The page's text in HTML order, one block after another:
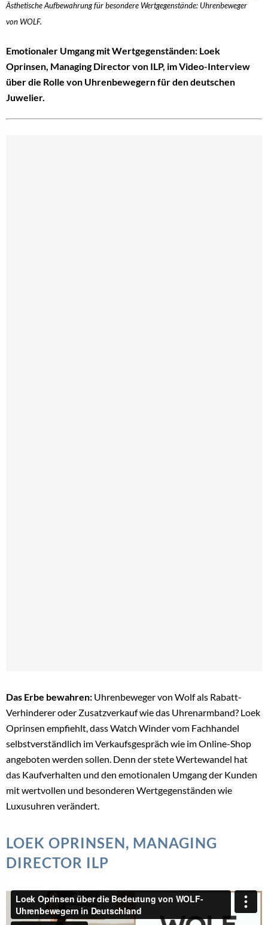
Ästhetische Aufbewahrung für besondere Wertgegenstände: Uhrenbeweger
von WOLF.
Emotionaler Umgang mit Wertgegenständen: Loek
Oprinsen, Managing Director von ILP, im Video-Interview
über die Rolle von Uhrenbewegern für den deutschen
Juwelier.
Das Erbe bewahren: Uhrenbeweger von Wolf als Rabatt-
Verhinderer oder Zusatzverkauf wie das Uhrenarmband? Loek
Oprinsen empfiehlt, dass Watch Winder vom Fachhandel
selbstverständlich im Verkaufsgespräch wie im Online-Shop
angeboten werden sollen. Denn der stete Wertewandel hat
das Kaufverhalten und den emotionalen Umgang der Kunden
mit wertvollen und besonderen Wertgegenständen wie
Luxusuhren verändert.
LOEK OPRINSEN, MANAGING
DIRECTOR ILP